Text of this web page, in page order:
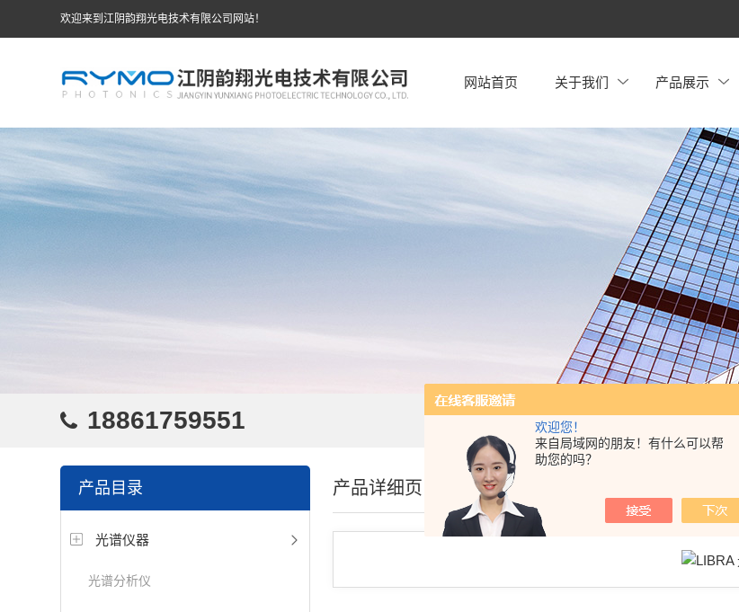
欢迎您！
来自局域网的朋友！有什么可以帮
助您的吗？
欢迎来到江阴韵翔光电技术有限公司网站！
网站首页 关于我们 产品展示
18861759551
产品目录
光谱仪器
光谱分析仪
产品详细页